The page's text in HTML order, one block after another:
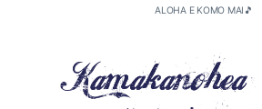
ALOHA E KOMO MAI🎵